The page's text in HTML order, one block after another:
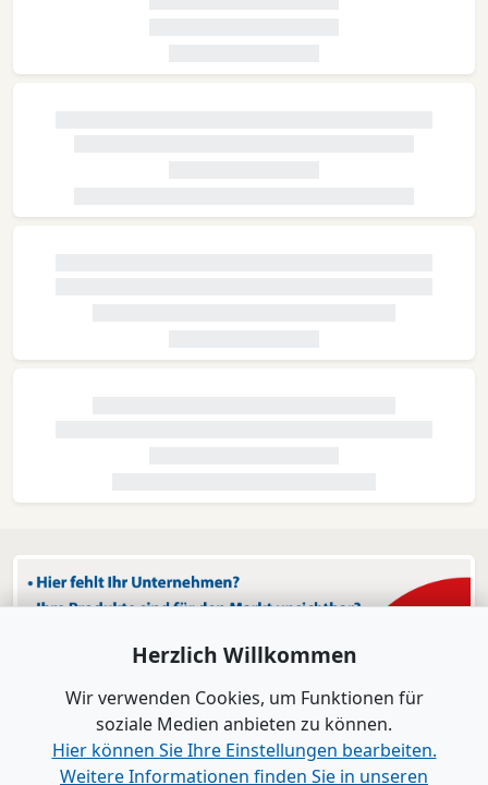
Herzlich Willkommen
Wir verwenden Cookies, um Funktionen für
soziale Medien anbieten zu können.
Hier können Sie Ihre Einstellungen bearbeiten.
Weitere Informationen finden Sie in unseren